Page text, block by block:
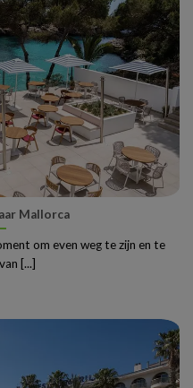
Mallorca
om even weg te zijn en te
[...]